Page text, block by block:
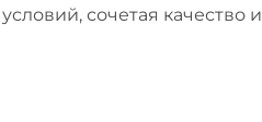
сочетая качество и